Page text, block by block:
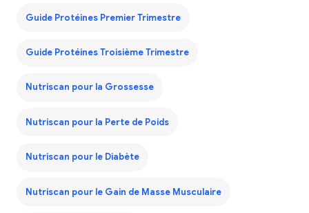
Guide Protéines Premier Trimestre
Guide Protéines Troisième Trimestre
Nutriscan pour la Grossesse
Nutriscan pour la Perte de Poids
Nutriscan pour le Diabète
Nutriscan pour le Gain de Masse Musculaire